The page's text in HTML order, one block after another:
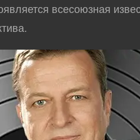
всесоюзная